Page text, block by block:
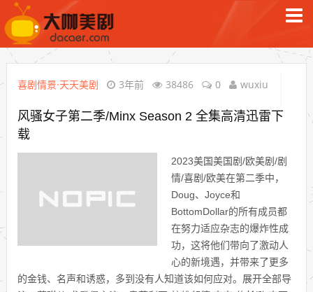
喜剧情景·天天美剧 3年前 38486 0 wuxiu
风骚女子第二季/Minx Season 2 全集高清迅雷下
载
2023美国美国剧/欧美剧/剧
情/喜剧/欧美在第二季中，
Doug、Joyce和
BottomDollar的所有成员都
在努力适应杂志的爆炸性成
功，这将他们带向了激动人
心的新境遇，并带来了更多
的金钱、名声和诱惑，多到没有人知道该如何应对。展开全部导